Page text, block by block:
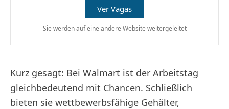
Ver Vagas
Sie werden auf eine andere Website weitergeleitet
Kurz gesagt: Bei Walmart ist der Arbeitstag
gleichbedeutend mit Chancen. Schließlich
bieten sie wettbewerbsfähige Gehälter,